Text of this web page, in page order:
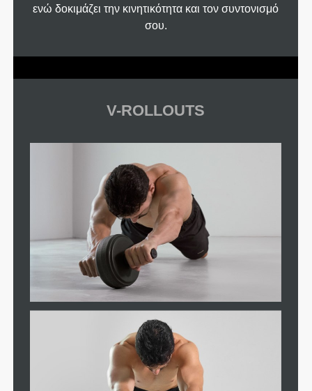
ενώ δοκιμάζει την κινητικότητα και τον συντονισμό
σου.
V-ROLLOUTS